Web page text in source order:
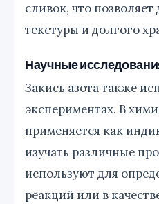
сливок, что позволяет
текстуры и долгого
Научные
Закись азота также
экспериментах. В
применяется как
изучать различные
используют для
реакций или в